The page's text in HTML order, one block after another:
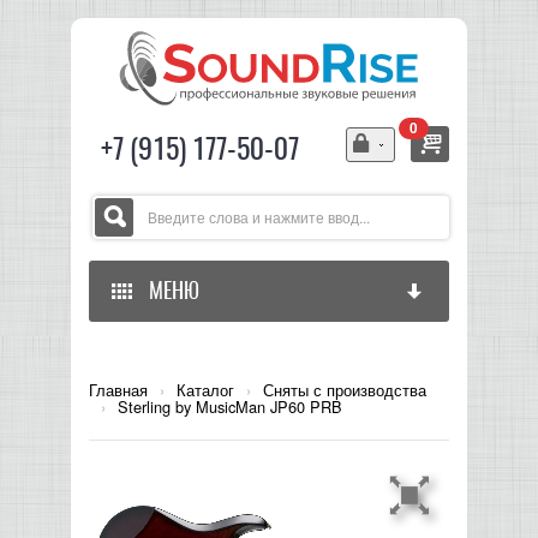
+7 (915) 177-50-07
0
МЕНЮ
ЗВУКОВОЕ ОБОРУДОВАНИЕ
Главная › Каталог › Сняты с производства
› Sterling by MusicMan JP60 PRB